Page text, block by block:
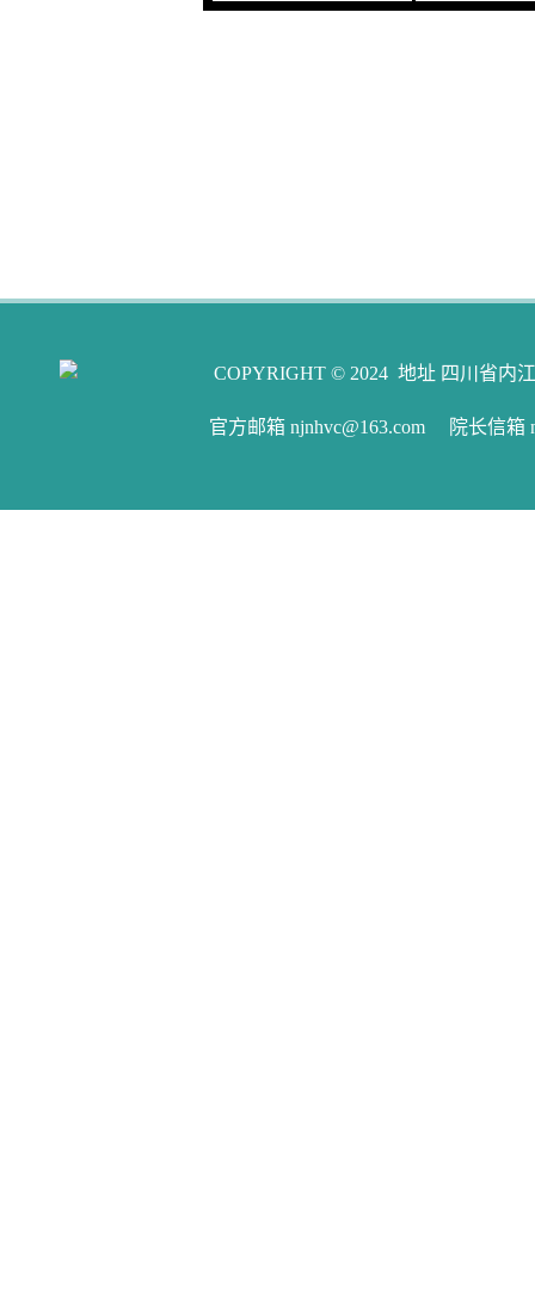
COPYRIGHT © 2024 地址 四川省内
官方邮箱 njnhvc@163.com 院长信箱